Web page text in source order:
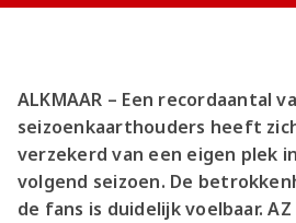
ALKMAAR – Een recordaantal
seizoenkaarthouders heeft
verzekerd van een eigen plek
volgend seizoen. De
de fans is duidelijk voelbaar.